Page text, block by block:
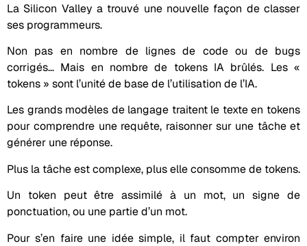
La Silicon Valley a trouvé une nouvelle façon de classer
ses programmeurs.
Non pas en nombre de lignes de code ou de bugs
corrigés… Mais en nombre de tokens IA brûlés. Les «
tokens » sont l’unité de base de l’utilisation de l’IA.
Les grands modèles de langage traitent le texte en tokens
pour comprendre une requête, raisonner sur une tâche et
générer une réponse.
Plus la tâche est complexe, plus elle consomme de tokens.
Un token peut être assimilé à un mot, un signe de
ponctuation, ou une partie d’un mot.
Pour s’en faire une idée simple, il faut compter environ